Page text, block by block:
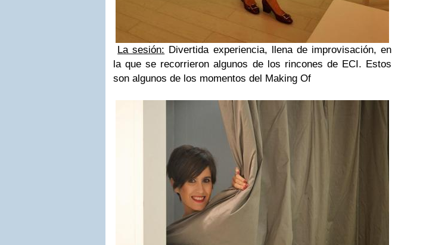
La sesión: Divertida experiencia, llena de improvisación, en
la que se recorrieron algunos de los rincones de ECI. Estos
son algunos de los momentos del Making Of